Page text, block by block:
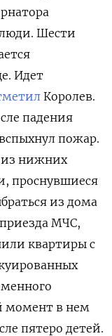
Шести
Идет
Королев.
падения
пожар.
из нижних
проснувшиеся
из дома
МЧС,
квартиры с
момент в нем
пятеро детей.